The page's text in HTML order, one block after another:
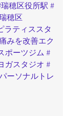
穂区役所駅 #
穂区
ラティススタ
みを改善エク
ポーツジム #
ガスタジオ #
ーソナルトレ